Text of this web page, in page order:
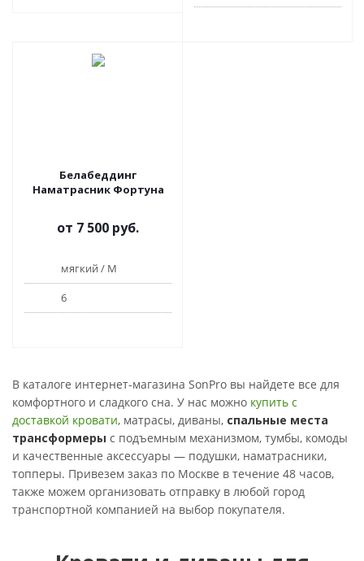
Белабеддинг
Наматрасник Фортуна
от 7 500 руб.
мягкий / М
6
В каталоге интернет-магазина SonPro вы найдете все для
комфортного и сладкого сна. У нас можно купить с
доставкой кровати, матрасы, диваны, спальные места
трансформеры с подъемным механизмом, тумбы, комоды
и качественные аксессуары — подушки, наматрасники,
топперы. Привезем заказ по Москве в течение 48 часов,
также можем организовать отправку в любой город
транспортной компанией на выбор покупателя.